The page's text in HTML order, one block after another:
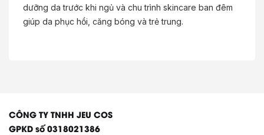
dưỡng da trước khi ngủ và chu trình skincare ban đêm
giúp da phục hồi, căng bóng và trẻ trung.
CÔNG TY TNHH JEU COS
GPKD số 0318021386